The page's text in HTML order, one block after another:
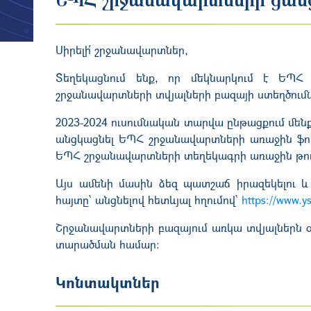
Սիրելի՛ շրջանավարտներ,
Տեղեկացնում ենք, որ մեկնարկում է ԵՊՀ
շրջանավարտների տվյալների բազայի ստեղծումն
2023-2024 ուսումնական տարվա ընթացքում
անցկացնել ԵՊՀ շրջանավարտների առաջին
ԵՊՀ շրջանավարտների տեղեկագրի առաջին
Այս ամենի մասին ձեզ պատշաճ իրազեկելու
հայտը՝ անցնելով հետևյալ հղումով՝ https://
Շրջանավարտների բազայում առկա տվյալներն
տարածման համար։
Կոնտակտներ